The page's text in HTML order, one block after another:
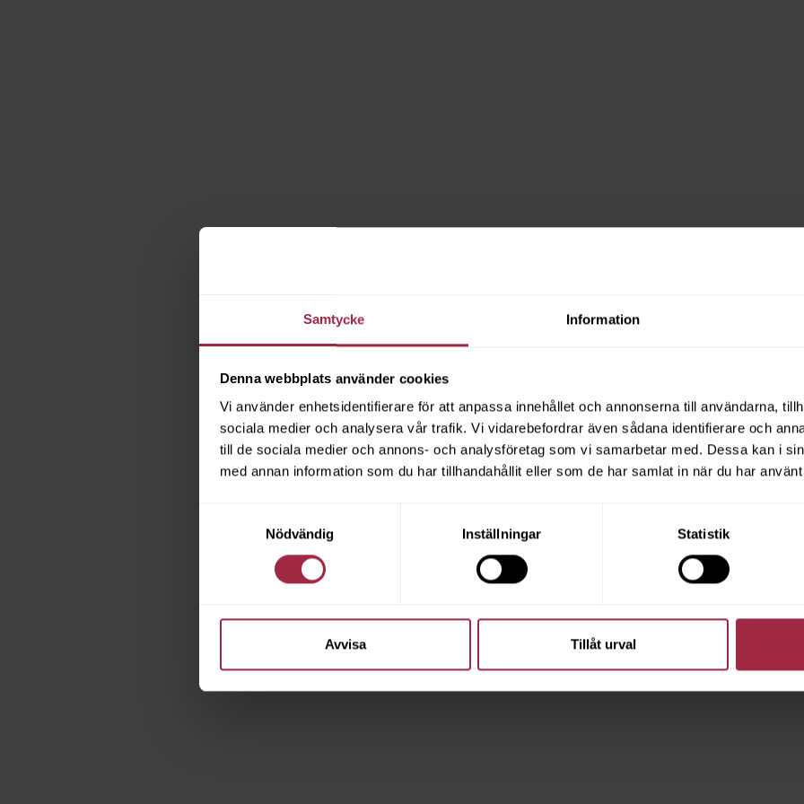
Samtycke Information
Denna webbplats använder cookies
Vi använder enhetsidentifierare för att anpassa innehållet och annonserna till användarna,
sociala medier och analysera vår trafik. Vi vidarebefordrar även sådana identifierare och
till de sociala medier och annons- och analysföretag som vi samarbetar med. Dessa kan i
med annan information som du har tillhandahållit eller som de har samlat in när du har
Nödvändig
Inställningar Statistik
Avvisa Tillåt urval